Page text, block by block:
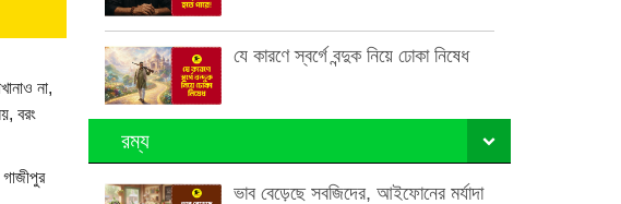
না,
বরং
গাজীপুর
যে কারণে স্বর্গে বন্দুক নিয়ে ঢোকা নিষেধ
রম্য
ভাব বেড়েছে সবজিদের, আইফোনের মর্যাদা